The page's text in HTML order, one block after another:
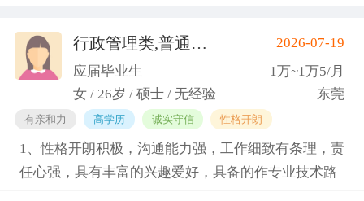
行政管理类,普通教师类 (蓝小艳)2026-07-19
应届毕业生
1万~1万5/月
女 / 26岁 / 硕士 / 无经验
东莞
有亲和力 高学历 诚实守信 性格开朗
1、性格开朗积极，沟通能力强，工作细致有条理，责
任心强，具有丰富的兴趣爱好，具备的作专业技术路